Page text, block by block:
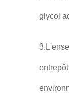
glycol